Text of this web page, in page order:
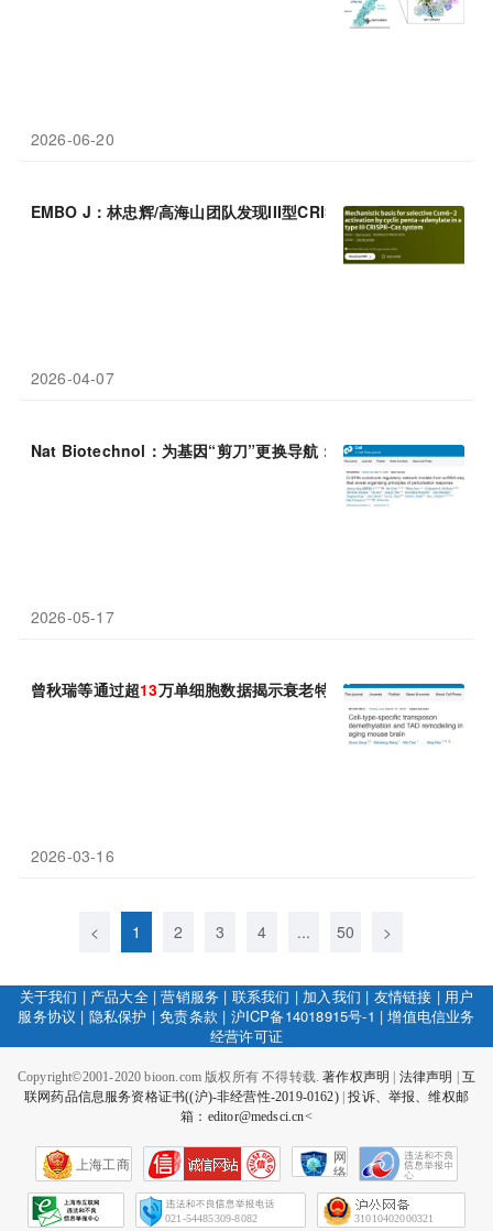
2026-06-20
EMBO J：林忠辉/高海山团队发现III型CRISPR-Cas系统首个cA5
2026-04-07
Nat Biotechnol：为基因“剪刀”更换导航：香港科技大学邢怡铭
2026-05-17
曾秋瑞等通过超13万单细胞数据揭示衰老特异性表观遗传变化
2026-03-16
< 1 2 3 4 ... 50 >
关于我们 | 产品大全|营销服务 | 联系我们 | 加入我们 | 友情链接 | 用户
服务协议 | 隐私保护 |免责条款 | 沪ICP备14018915号-1 |增值电信业务
经营许可证
Copyright©2001-2020 bioon.com 版权所有 不得转载.著作权声明 法律声明
互
联网药品信息服务资格证书((沪)-非经营性-2019-0162)|投诉、举报、维权邮
箱：editor@medsci.cn<
上海工商
网
络
会
征
021-54485309-8082 31010402000321